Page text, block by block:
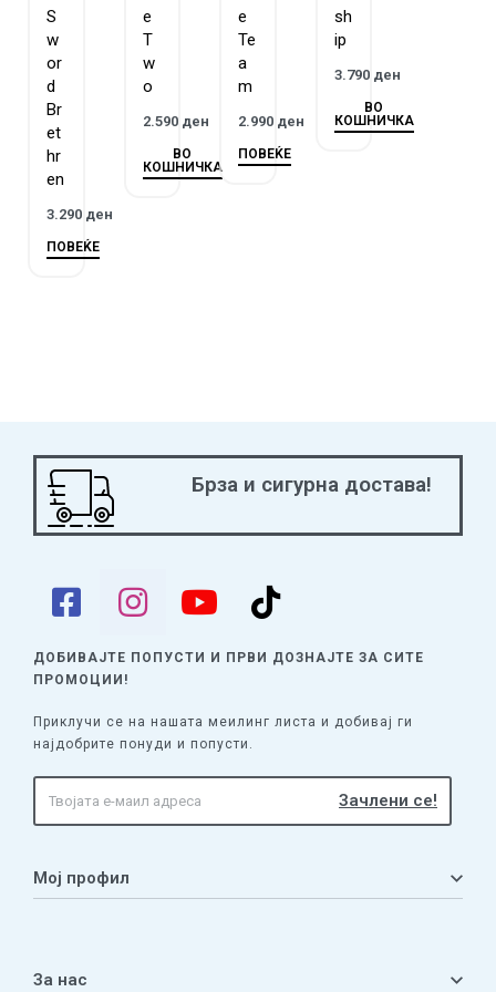
S
w
or
d
Br
et
hr
en
3.290 ден
ПОВЕЌЕ
e
T
w
o
2.590 ден
ВО
КОШНИЧКА
e
Te
a
m
2.990 ден
ПОВЕЌЕ
sh
ip
3.790 ден
ВО
КОШНИЧКА
Брза и сигурна достава!
ДОБИВАЈТЕ ПОПУСТИ И ПРВИ ДОЗНАЈТЕ ЗА СИТЕ
ПРОМОЦИИ!
Приклучи се на нашата меилинг листа и добивај ги
најдобрите понуди и попусти.
Мој профил
За нас